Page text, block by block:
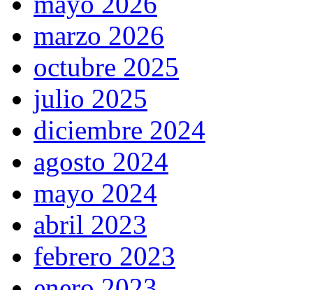
marzo 2026
octubre 2025
julio 2025
diciembre 2024
agosto 2024
mayo 2024
abril 2023
febrero 2023